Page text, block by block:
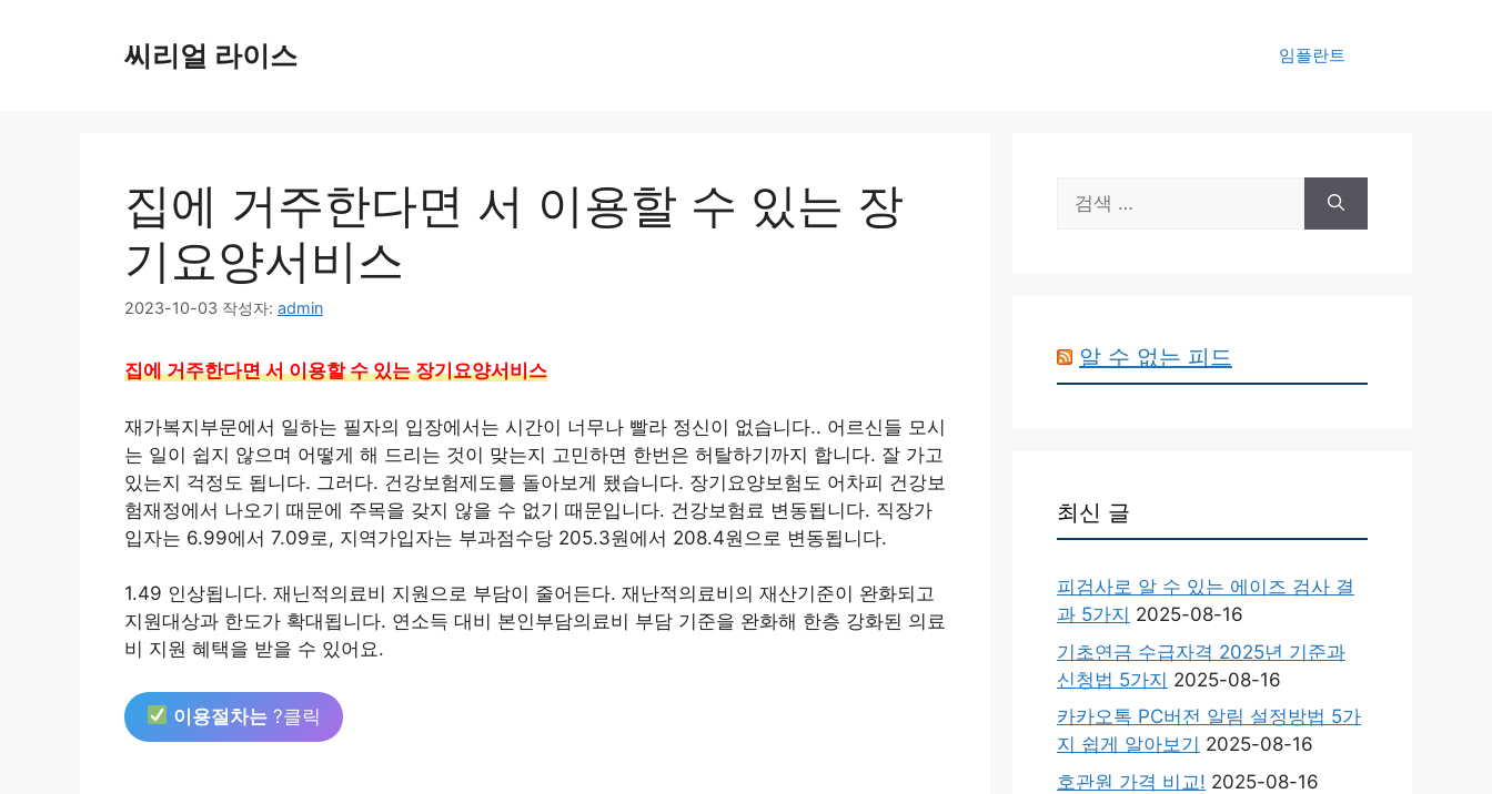
씨리얼 라이스 임플란트
집에 거주한다면 서 이용할 수 있는 장
기요양서비스
2023-10-03 작성자: admin
집에 거주한다면 서 이용할 수 있는 장기요양서비스
재가복지부문에서 일하는 필자의 입장에서는 시간이 너무나 빨라 정신이 없습니다.. 어르신들 모시
는 일이 쉽지 않으며 어떻게 해 드리는 것이 맞는지 고민하면 한번은 허탈하기까지 합니다. 잘 가고
있는지 걱정도 됩니다. 그러다. 건강보험제도를 돌아보게 됐습니다. 장기요양보험도 어차피 건강보
험재정에서 나오기 때문에 주목을 갖지 않을 수 없기 때문입니다. 건강보험료 변동됩니다. 직장가
입자는 6.99에서 7.09로, 지역가입자는 부과점수당 205.3원에서 208.4원으로 변동됩니다.
1.49 인상됩니다. 재닌적의료비 지원으로 부담이 줄어든다. 재난적의료비의 재산기준이 완화되고
지원대상과 한도가 확대됩니다. 연소득 대비 본인부담의료비 부담 기준을 완화해 한층 강화된 의료
비 지원 혜택을 받을 수 있어요.
이용절차는 ?클릭
색:
알 수 없는 피드
최신 글
피검사로 알 수 있는 에이즈 검사 결
과 5가지 2025-08-16
기초연금 수급자격 2025년 기준과
신청법 5가지 2025-08-16
카카오톡 PC버전 알림 설정방법 5가
지 쉽게 알아보기 2025-08-16
호관원 가격 비교! 2025-08-16